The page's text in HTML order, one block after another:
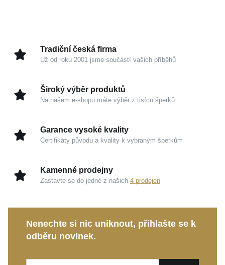
odlesk. Každý detail je zpracován s maximální
precizností, aby vyzařoval čistou a svěží eleganci.
Kouzlo v detailech
odolnost.
Zrcadlový lesk a rhodium:Zajišťují hedvábně
Tento nadčasový kousek je ideální volbou pro
každodenní nošení i výjimečné události. Představuje
Tradiční česká firma
Už od roku 2001 jsme součástí vašich příběhů
Široký výběr produktů
Na našem e-shopu máte výběr z tisíců šperků
Garance vysoké kvality
Certifikáty původu a kvality k vybraným šperkům
Kamenné prodejny
Zastavte se do jedné z našich 4 prodejen
Nenechte si nic uniknout, přihlašte se k
odběru novinek.